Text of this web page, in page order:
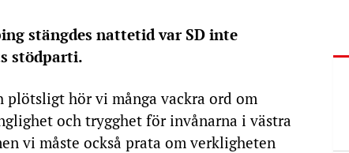
stängdes nattetid var SD inte
stödparti.
plötsligt hör vi många vackra ord om
och trygghet för invånarna i västra
vi måste också prata om verkligheten